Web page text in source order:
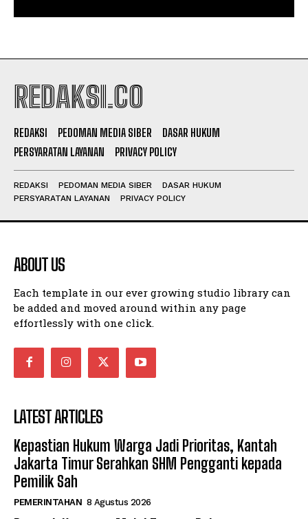
REDAKSI.CO
REDAKSI PEDOMAN MEDIA SIBER
DASAR HUKUM
PERSYARATAN LAYANAN
PRIVACY POLICY
REDAKSI PEDOMAN MEDIA SIBER
DASAR HUKUM
PERSYARATAN LAYANAN
PRIVACY POLICY
ABOUT US
Each template in our ever growing studio library can
be added and moved around within any page
effortlessly with one click.
LATEST ARTICLES
Kepastian Hukum Warga Jadi Prioritas, Kantah
Jakarta Timur Serahkan SHM Pengganti kepada
Pemilik Sah
PEMERINTAHAN 8 Agustus 2026